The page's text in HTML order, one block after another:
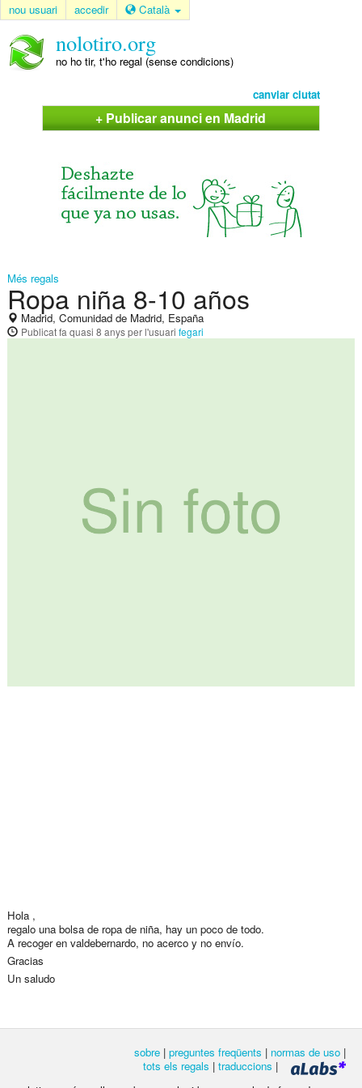
nou usuari accedir Català
nolotiro.org
no ho tir, t'ho regal (sense condicions)
canviar ciutat
+ Publicar anunci en Madrid
Més regals
Ropa niña 8-10 años
Madrid, Comunidad de Madrid, España
Publicatfa quasi 8 anysper l'usuari fegari
Hola ,
regalo una bolsa de ropa de niña, hay un poco de todo.
A recoger en valdebernardo, no acerco y no envío.
Gracias
Un saludo
sobre | preguntes freqüents | normas de uso |
tots els regals | traduccions |